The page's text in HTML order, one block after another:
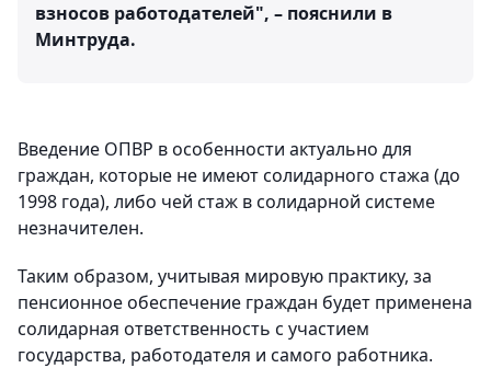
взносов работодателей", – пояснили в
Минтруда.
Введение ОПВР в особенности актуально для
граждан, которые не имеют солидарного стажа (до
1998 года), либо чей стаж в солидарной системе
незначителен.
Таким образом, учитывая мировую практику, за
пенсионное обеспечение граждан будет применена
солидарная ответственность с участием
государства, работодателя и самого работника.